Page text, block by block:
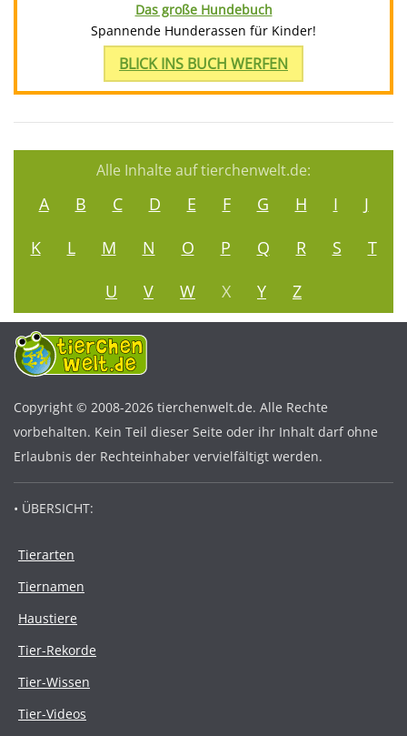
Das große Hundebuch
Spannende Hunderassen für Kinder!
BLICK INS BUCH WERFEN
Alle Inhalte auf tierchenwelt.de:
A B C D E F G H I
J
K
L M N O P Q R S
T
U
V W X Y Z
Copyright © 2008-2026 tierchenwelt.de. Alle Rechte
vorbehalten. Kein Teil dieser Seite oder ihr Inhalt darf ohne
Erlaubnis der Rechteinhaber vervielfältigt werden.
• ÜBERSICHT:
Tierarten
Tiernamen
Haustiere
Tier-Rekorde
Tier-Wissen
Tier-Videos